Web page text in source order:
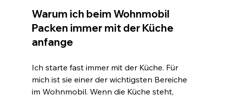
Warum ich beim Wohnmobil
Packen immer mit der Küche
anfange
Ich starte fast immer mit der Küche. Für
mich ist sie einer der wichtigsten Bereiche
im Wohnmobil. Wenn die Küche steht,